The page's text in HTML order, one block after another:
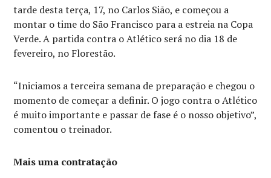
tarde desta terça, 17, no Carlos Sião, e começou a
montar o time do São Francisco para a estreia na Copa
Verde. A partida contra o Atlético será no dia 18 de
fevereiro, no Florestão.
“Iniciamos a terceira semana de preparação e chegou o
momento de começar a definir. O jogo contra o Atlético
é muito importante e passar de fase é o nosso objetivo”,
comentou o treinador.
Mais uma contratação